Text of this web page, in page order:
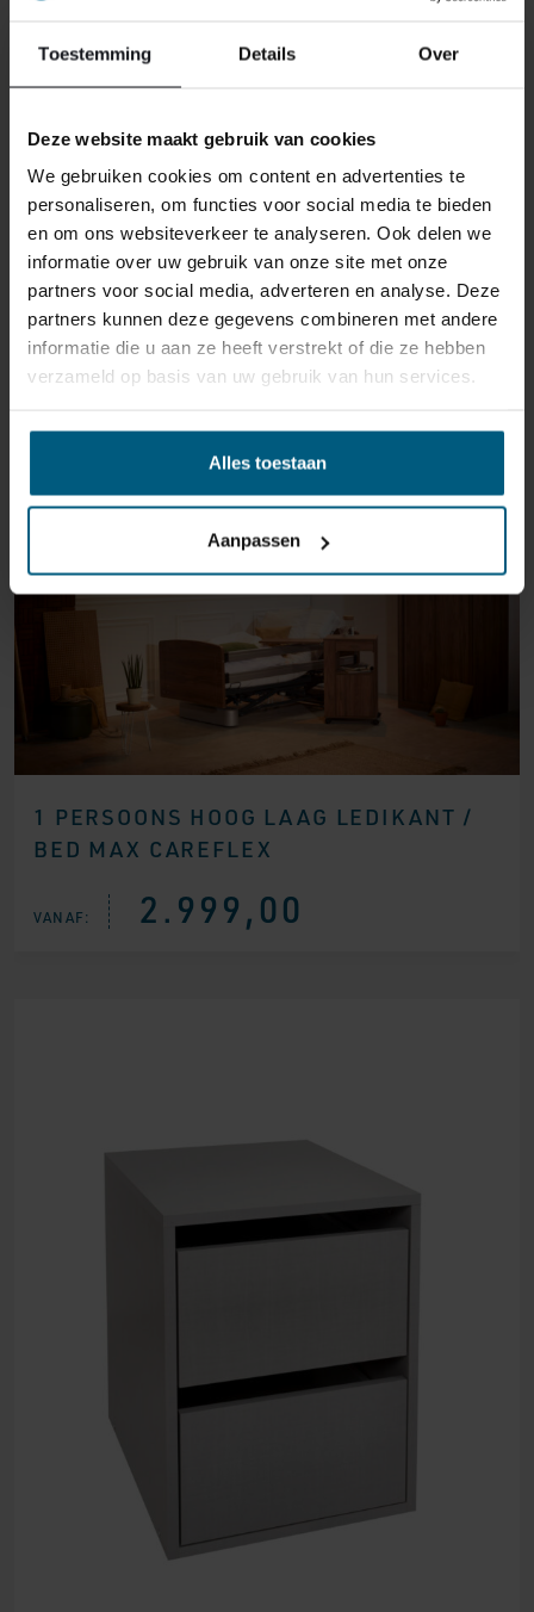
Toestemming Details Over
Deze website maakt gebruik van cookies
We gebruiken cookies om content en advertenties te
personaliseren, om functies voor social media te bieden
en om ons websiteverkeer te analyseren. Ook delen we
informatie over uw gebruik van onze site met onze
partners voor social media, adverteren en analyse. Deze
partners kunnen deze gegevens combineren met andere
informatie die u aan ze heeft verstrekt of die ze hebben
verzameld op basis van uw gebruik van hun services.
Alles toestaan
Aanpassen
dagen na ontvangst zonder opgave van reden te
annuleren. Behandel het product met zorg en zorg
Mocht het product beschadigd zijn of is de verpakking
meer beschadigd dan nodig, dan kunnen we deze
waardevermindering van het product aan u
doorberekenen.
GERELATEERDE PRODUCTEN
1 PERSOONS HOOG LAAG LEDIKANT /
BED MAX CAREFLEX
VANAF: 2.999,00